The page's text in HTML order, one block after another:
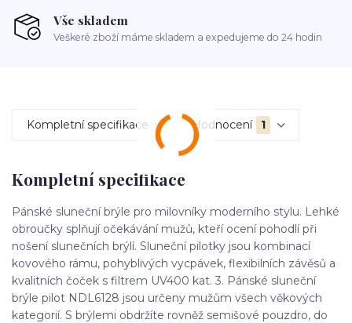
Vše skladem
Veškeré zboží máme skladem a expedujeme do 24 hodin
Kompletní specifikace Hodnocení 1
Kompletní specifikace
Pánské sluneční brýle pro milovníky moderního stylu. Lehké
obroučky splňují očekávání mužů, kteří ocení pohodlí při
nošení slunečních brýlí. Sluneční pilotky jsou kombinací
kovového rámu, pohyblivých vycpávek, flexibilních závěsů a
kvalitních čoček s filtrem UV400 kat. 3. Pánské sluneční
brýle pilot NDL6128 jsou určeny mužům všech věkových
kategorií. S brýlemi obdržíte rovněž semišové pouzdro, do